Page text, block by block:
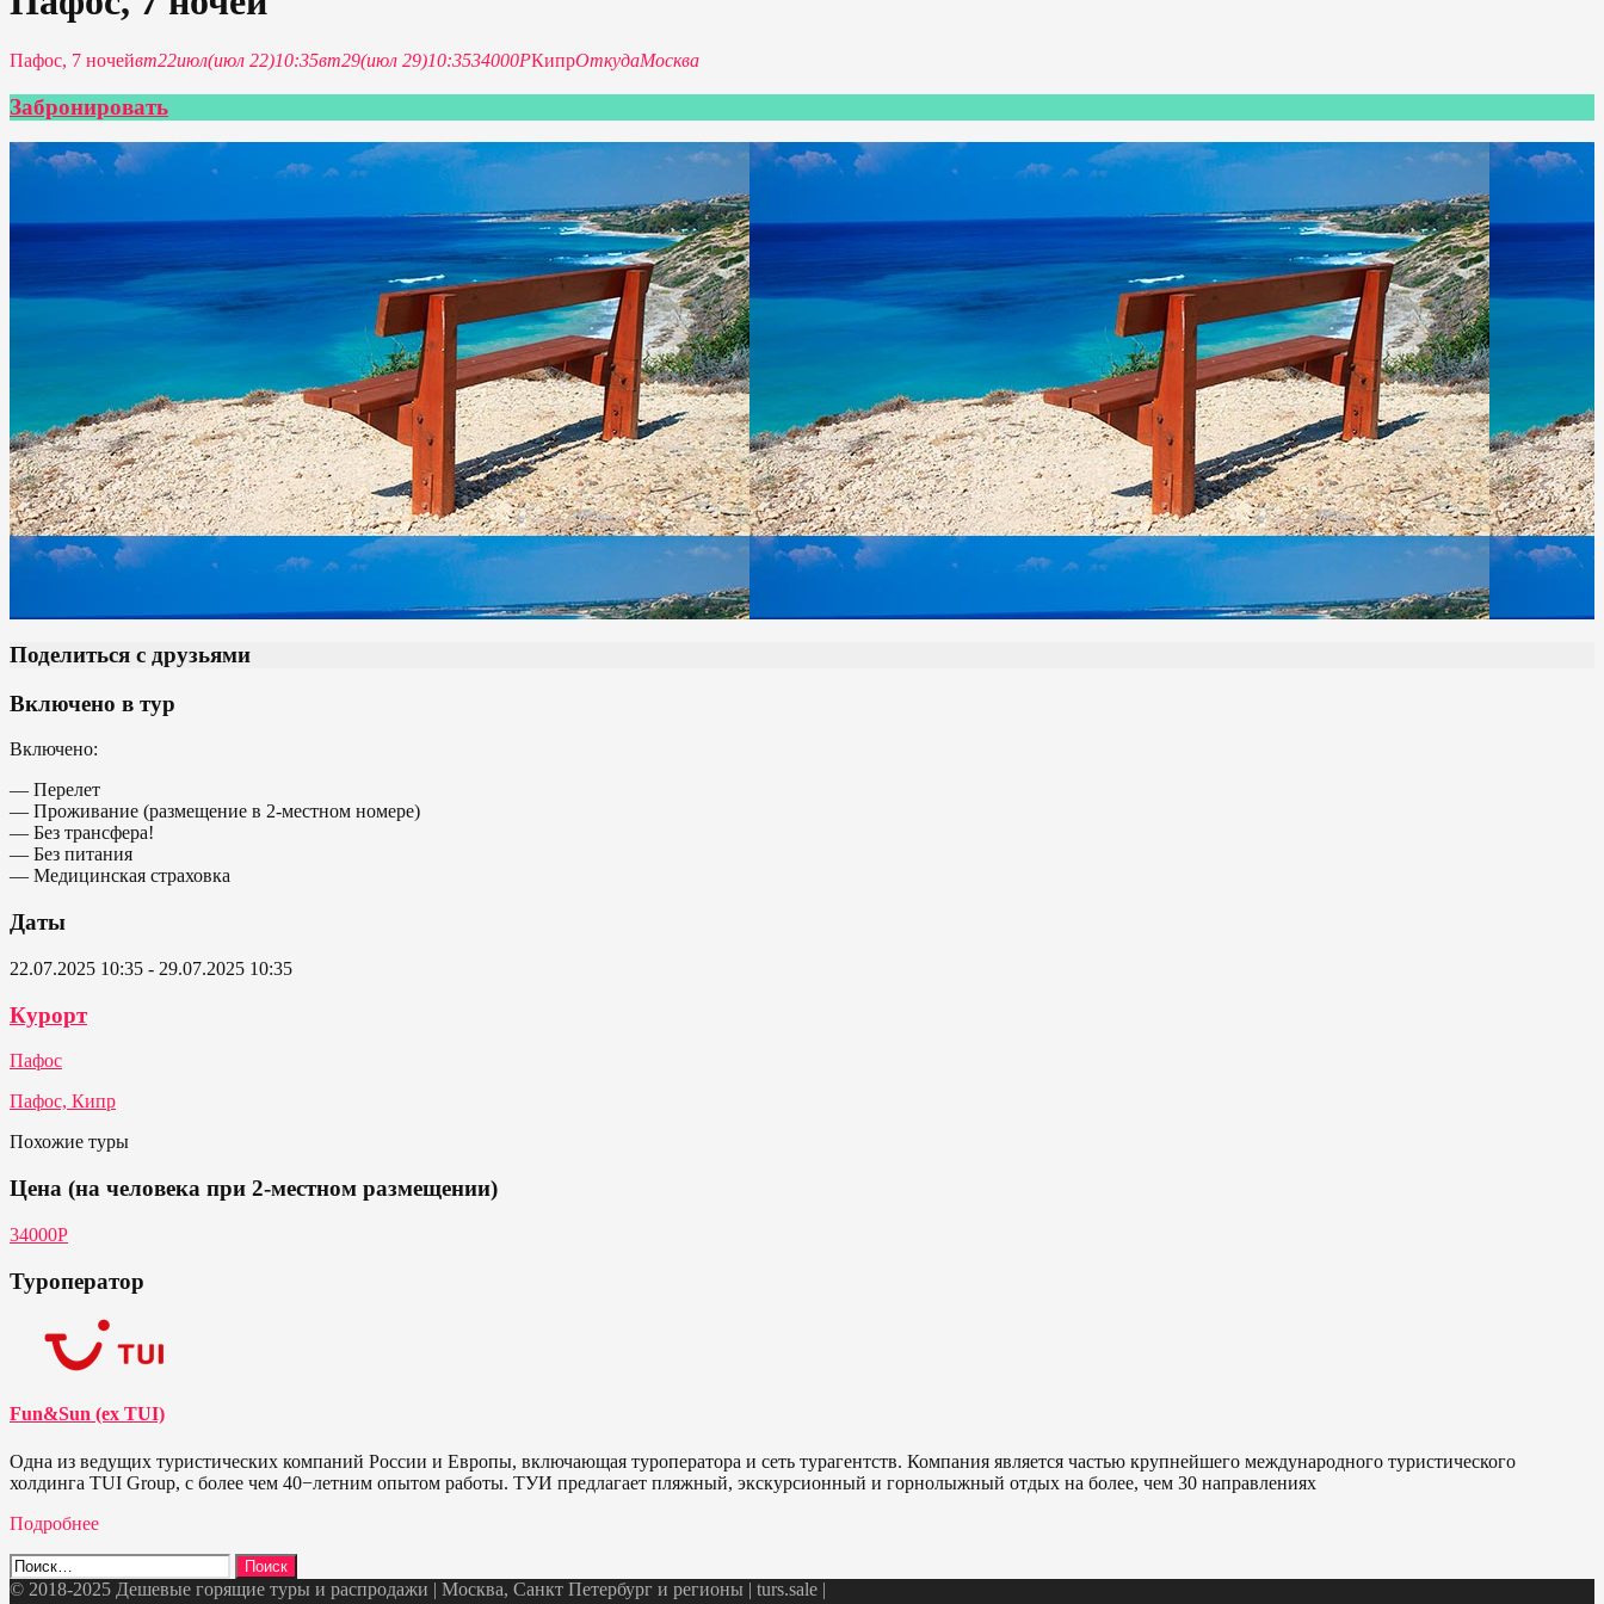
Пафос, 7 ночейвт22июл(июл 22)10:35вт29(июл 29)10:3534000PКипрОткудаМосква
Забронировать
Поделиться с друзьями
Включено в тур
Включено:
— Перелет
— Проживание (размещение в 2-местном номере)
— Без трансфера!
— Без питания
— Медицинская страховка
Даты
22.07.2025 10:35 - 29.07.2025 10:35
Курорт
Пафос
Пафос, Кипр
Похожие туры
Цена (на человека при 2-местном размещении)
34000P
Туроператор
Fun&Sun (ex TUI)
Одна из ведущих туристических компаний России и Европы, включающая туроператора и сеть турагентств. Компания является частью крупнейшего международного туристического
холдинга TUI Group, с более чем 40−летним опытом работы. ТУИ предлагает пляжный, экскурсионный и горнолыжный отдых на более, чем 30 направлениях
Подробнее
Найти:
© 2018-2025 Дешевые горящие туры и распродажи | Москва, Санкт Петербург и регионы | turs.sale |